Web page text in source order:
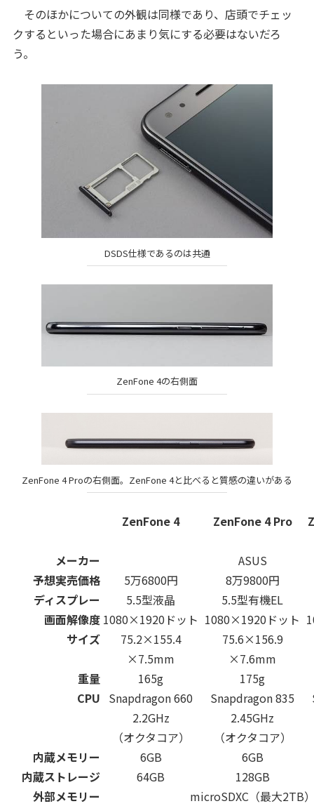
そのほかについての外観は同様であり、店頭でチェッ
クするといった場合にあまり気にする必要はないだろ
う。
DSDS仕様であるのは共通
ZenFone 4の右側面
ZenFone 4 Proの右側面。ZenFone 4と比べると質感の違いがある
ZenFone 4 ZenFone 4 Pro
メーカー
ASUS
予想実売価格
5万6800円
8万9800円
ディスプレー
5.5型液晶
5.5型有機EL
画面解像度 1080×1920ドット 1080×1920ドット
サイズ
75.2×155.4
×7.5mm
75.6×156.9
×7.6mm
重量
165g
175g
CPU Snapdragon 660
2.2GHz
（オクタコア）
Snapdragon 835
2.45GHz
（オクタコア）
内蔵メモリー 6GB
6GB
内蔵ストレージ
64GB
128GB
外部メモリー
microSDXC（最大2TB